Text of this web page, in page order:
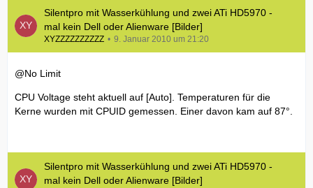
Silentpro mit Wasserkühlung und zwei ATi HD5970 -
mal kein Dell oder Alienware [Bilder]
XYZZZZZZZZZZ 9. Januar 2010 um 21:20
@No Limit
CPU Voltage steht aktuell auf [Auto]. Temperaturen für die
Kerne wurden mit CPUID gemessen. Einer davon kam auf 87°.
Silentpro mit Wasserkühlung und zwei ATi HD5970 -
mal kein Dell oder Alienware [Bilder]